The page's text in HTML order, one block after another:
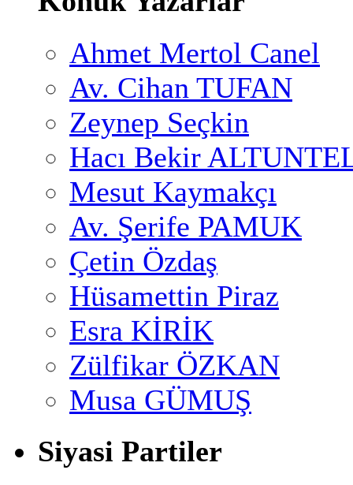
Ahmet Mertol Canel
Av. Cihan TUFAN
Zeynep Seçkin
Hacı Bekir
Mesut Kaymakçı
Av. Şerife PAMUK
Çetin Özdaş
Hüsamettin Piraz
Esra KİRİK
Zülfikar ÖZKAN
Musa GÜMUŞ
Siyasi Partiler